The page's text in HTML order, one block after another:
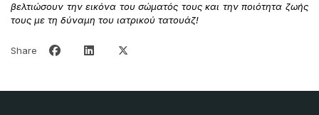
βελτιώσουν την εικόνα του σώματός τους και την ποιότητα ζωής
τους με τη δύναμη του ιατρικού τατουάζ!
Share